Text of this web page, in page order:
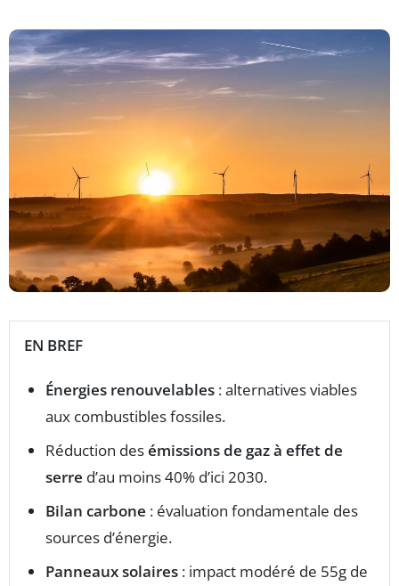
EN BREF
Énergies renouvelables : alternatives viables
aux combustibles fossiles.
Réduction desémissions de gaz à effet de
serre d’au moins 40% d’ici 2030.
Bilan carbone : évaluation fondamentale des
sources d’énergie.
Panneaux solaires : impact modéré de 55g de